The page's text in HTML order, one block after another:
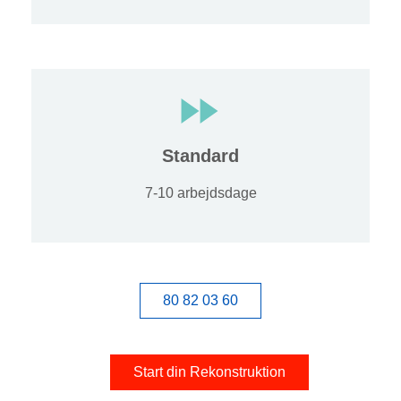
Standard
7-10 arbejdsdage
80 82 03 60
Start din Rekonstruktion